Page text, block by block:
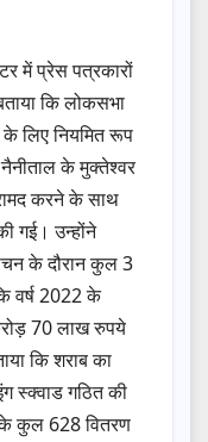
में प्रेस पत्रकारों
कि लोकसभा
के लिए नियमित रूप
नैनीताल के मुक्तेश्वर
करने के साथ
गई। उन्होंने
के दौरान कुल 3
वर्ष 2022 के
70 लाख रुपये
कि शराब का
स्क्वाड गठित की
के कुल 628 वितरण